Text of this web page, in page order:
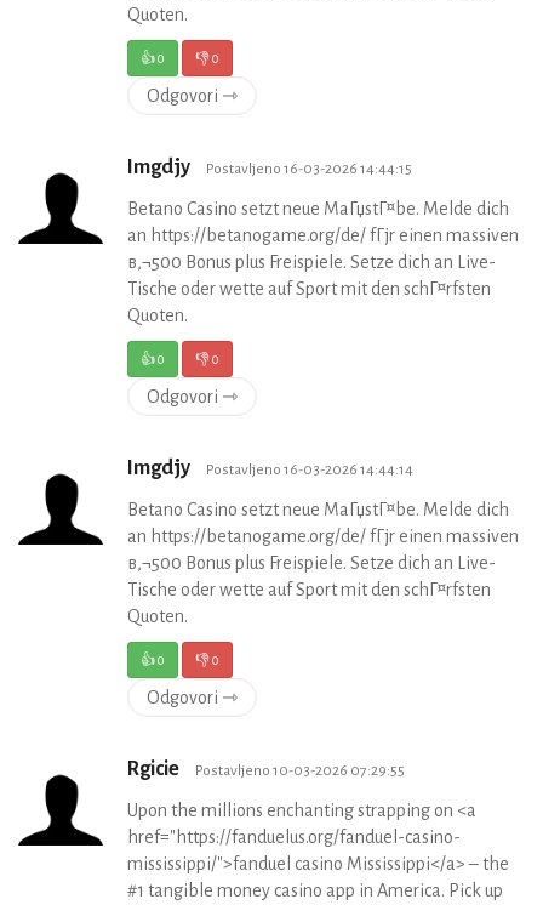
Quoten.
👍0 👎0
Odgovori ⇾
Imgdjy Postavljeno 16-03-2026 14:44:15
Betano Casino setzt neue MaГџstГ¤be. Melde dich
an https://betanogame.org/de/ fГјr einen massiven
в‚¬500 Bonus plus Freispiele. Setze dich an Live-
Tische oder wette auf Sport mit den schГ¤rfsten
Quoten.
👍0 👎0
Odgovori ⇾
Imgdjy Postavljeno 16-03-2026 14:44:14
Betano Casino setzt neue MaГџstГ¤be. Melde dich
an https://betanogame.org/de/ fГјr einen massiven
в‚¬500 Bonus plus Freispiele. Setze dich an Live-
Tische oder wette auf Sport mit den schГ¤rfsten
Quoten.
👍0 👎0
Odgovori ⇾
Rgicie Postavljeno 10-03-2026 07:29:55
Upon the millions enchanting strapping on <a
href="https://fanduelus.org/fanduel-casino-
mississippi/">fanduel casino Mississippi</a> – the
#1 tangible money casino app in America. Pick up